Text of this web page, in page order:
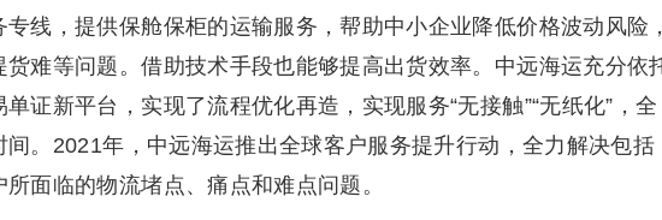
线，提供保舱保柜的运输服务，帮助中小企业降低价格波动风险，
难等问题。借助技术手段也能够提高出货效率。中远海运充分依
证新平台，实现了流程优化再造，实现服务“无接触”“无纸化”，全
。2021年，中远海运推出全球客户服务提升行动，全力解决包括
面临的物流堵点、痛点和难点问题。